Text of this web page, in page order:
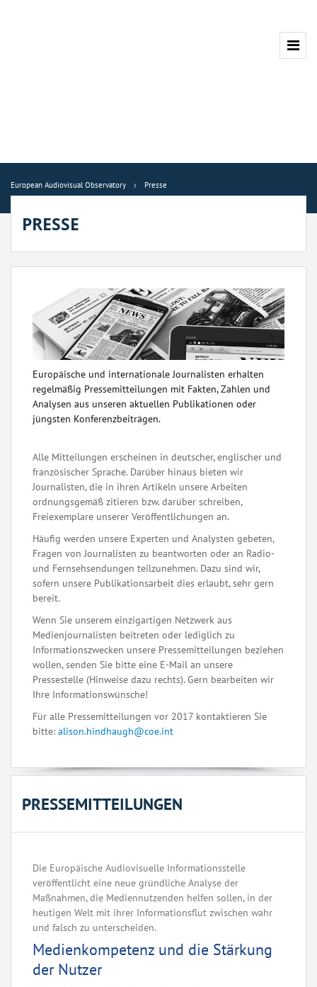
European Audiovisual Observatory Presse
PRESSE
Europäische und internationale Journalisten erhalten
regelmäßig Pressemitteilungen mit Fakten, Zahlen und
Analysen aus unseren aktuellen Publikationen oder
jüngsten Konferenzbeiträgen.
Alle Mitteilungen erscheinen in deutscher, englischer und
französischer Sprache. Darüber hinaus bieten wir
Journalisten, die in ihren Artikeln unsere Arbeiten
ordnungsgemäß zitieren bzw. darüber schreiben,
Freiexemplare unserer Veröffentlichungen an.
Häufig werden unsere Experten und Analysten gebeten,
Fragen von Journalisten zu beantworten oder an Radio-
und Fernsehsendungen teilzunehmen. Dazu sind wir,
sofern unsere Publikationsarbeit dies erlaubt, sehr gern
bereit.
Wenn Sie unserem einzigartigen Netzwerk aus
Medienjournalisten beitreten oder lediglich zu
Informationszwecken unsere Pressemitteilungen beziehen
wollen, senden Sie bitte eine E-Mail an unsere
Pressestelle (Hinweise dazu rechts). Gern bearbeiten wir
Ihre Informationswünsche!
Für alle Pressemitteilungen vor 2017 kontaktieren Sie
bitte: alison.hindhaugh@coe.int
PRESSEMITTEILUNGEN
Die Europäische Audiovisuelle Informationsstelle
veröffentlicht eine neue gründliche Analyse der
Maßnahmen, die Mediennutzenden helfen sollen, in der
heutigen Welt mit ihrer Informationsflut zwischen wahr
und falsch zu unterscheiden.
Medienkompetenz und die Stärkung
der Nutzer